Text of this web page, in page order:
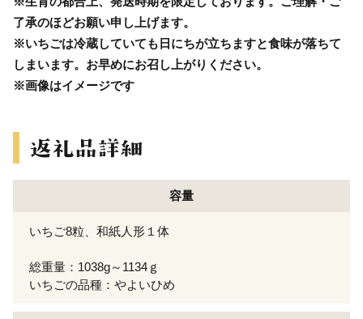
了承のほどお願い申し上げます。
※いちごは冷蔵していても日にちが立ちますと食味が落ちて
しまいます。お早めにお召し上がりください。
※画像はイメージです
容量
いちご8粒、和紙人形１体
総重量：1038g～1134ｇ
いちごの品種：やよいひめ